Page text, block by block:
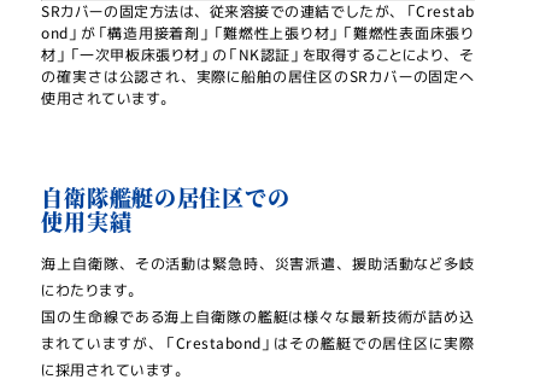
SRカバーの固定方法は、従来溶接での連結でしたが、「Crestab
ond」が「構造用接着剤」「難燃性上張り材」「難燃性表面床張り
材」「一次甲板床張り材」の「NK認証」を取得することにより、そ
の確実さは公認され、実際に船舶の居住区のSRカバーの固定へ
使用されています。
自衛隊艦艇の居住区での
使用実績
海上自衛隊、その活動は緊急時、災害派遣、援助活動など多岐
にわたります。
国の生命線である海上自衛隊の艦艇は様々な最新技術が詰め込
まれていますが、「Crestabond」はその艦艇での居住区に実際
に採用されています。